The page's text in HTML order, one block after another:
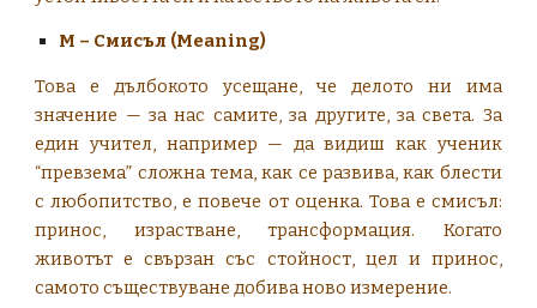
M – Смисъл (Meaning)
Това е дълбокото усещане, че делото ни има
значение — за нас самите, за другите, за света. За
един учител, например — да видиш как ученик
“превзема” сложна тема, как се развива, как блести
с любопитство, е повече от оценка. Това е смисъл:
принос, израстване, трансформация. Когато
животът е свързан със стойност, цел и принос,
самото съществуване добива ново измерение.